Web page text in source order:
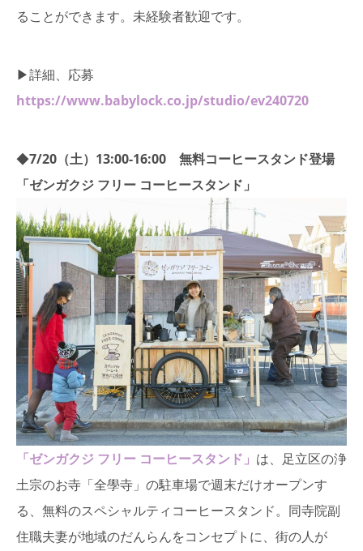
ることができます。未経験者歓迎です。
▶詳細、応募
https://www.babylock.co.jp/studio/ev240720
◆7/20（土）13:00-16:00 無料コーヒースタンド登場
「ゼンガクジ フリー コーヒースタンド」
「ゼンガクジ フリー コーヒースタンド」 は、足立区の浄
土宗のお寺「全學寺」の駐車場で週末だけオープンす
る、無料のスペシャルティコーヒースタンド。同寺院副
住職夫妻が地域のだんらんをコンセプトに、街の人が